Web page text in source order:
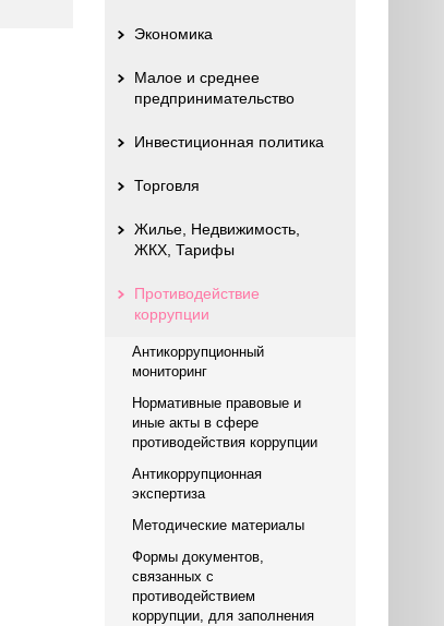
Экономика
Малое и среднее
предпринимательство
Инвестиционная политика
Торговля
Жилье, Недвижимость,
ЖКХ, Тарифы
Противодействие
коррупции
Антикоррупционный
мониторинг
Нормативные правовые и
иные акты в сфере
противодействия коррупции
Антикоррупционная
экспертиза
Методические материалы
Формы документов,
связанных с
противодействием
коррупции, для заполнения